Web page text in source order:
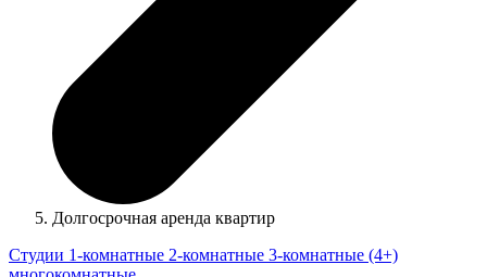
Долгосрочная аренда квартир
Студии 1-комнатные 2-комнатные 3-комнатные (4+)